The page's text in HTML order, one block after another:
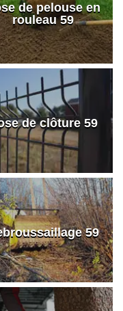
de pelouse en
rouleau 59
de clôture 59
59